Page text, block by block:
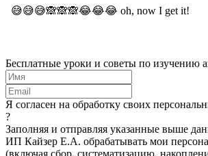
Бесплатные уроки и советы по изучению
Я согласен на обработку своих
?
Заполняя и отправляя указанные выше
ИП Кайзер Е.А. обрабатывать мои
(включая сбор, систематизацию,